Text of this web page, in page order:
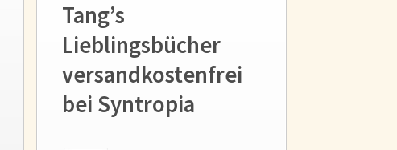
Tang’s
Lieblingsbücher
versandkostenfrei
bei Syntropia